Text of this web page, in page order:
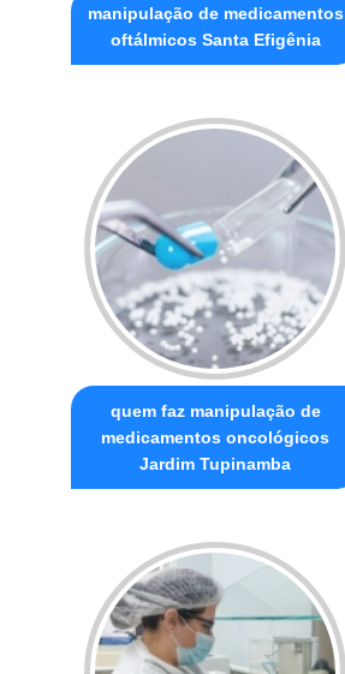
manipulação de medicamentos
oftálmicos Santa Efigênia
quem faz manipulação de
medicamentos oncológicos
Jardim Tupinamba